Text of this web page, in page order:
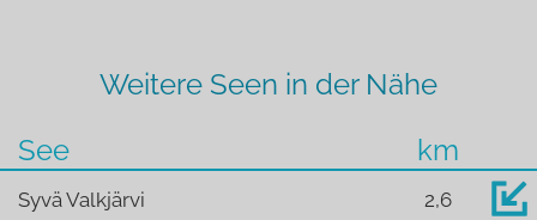
Weitere Seen in der Nähe
See
km
Syvä Valkjärvi 2,6